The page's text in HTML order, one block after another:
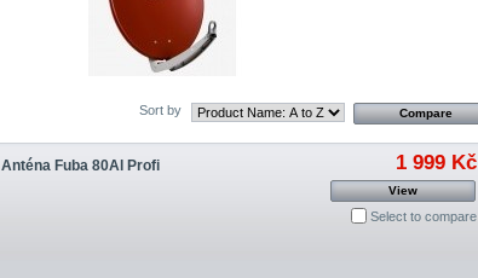
Sort by
Anténa Fuba 80Al Profi 1 999 Kč
View
Select to compare